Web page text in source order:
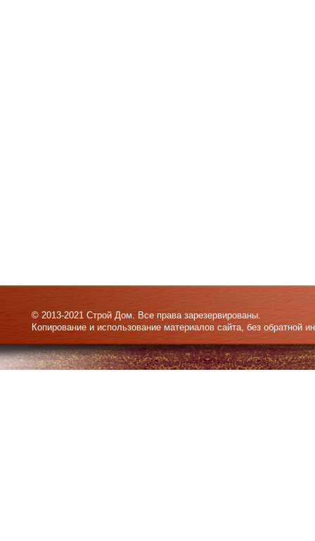
© 2013-2021 Строй Дом. Все права зарезервированы.
Копирование и использование материалов сайта, без обратной